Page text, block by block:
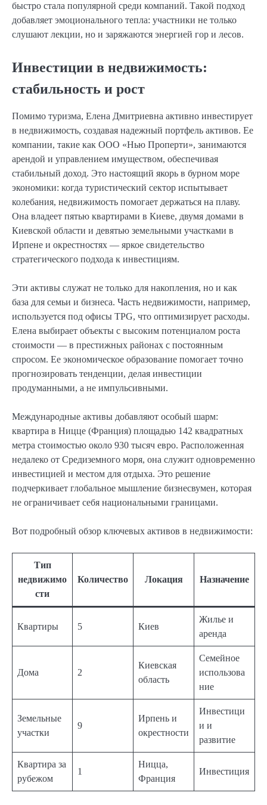
быстро стала популярной среди компаний. Такой подход
добавляет эмоционального тепла: участники не только
слушают лекции, но и заряжаются энергией гор и лесов.
Инвестиции в недвижимость:
стабильность и рост
Помимо туризма, Елена Дмитриевна активно инвестирует
в недвижимость, создавая надежный портфель активов. Ее
компании, такие как ООО «Нью Проперти», занимаются
арендой и управлением имуществом, обеспечивая
стабильный доход. Это настоящий якорь в бурном море
экономики: когда туристический сектор испытывает
колебания, недвижимость помогает держаться на плаву.
Она владеет пятью квартирами в Киеве, двумя домами в
Киевской области и девятью земельными участками в
Ирпене и окрестностях — яркое свидетельство
стратегического подхода к инвестициям.
Эти активы служат не только для накопления, но и как
база для семьи и бизнеса. Часть недвижимости, например,
используется под офисы TPG, что оптимизирует расходы.
Елена выбирает объекты с высоким потенциалом роста
стоимости — в престижных районах с постоянным
спросом. Ее экономическое образование помогает точно
прогнозировать тенденции, делая инвестиции
продуманными, а не импульсивными.
Международные активы добавляют особый шарм:
квартира в Ницце (Франция) площадью 142 квадратных
метра стоимостью около 930 тысяч евро. Расположенная
недалеко от Средиземного моря, она служит одновременно
инвестицией и местом для отдыха. Это решение
подчеркивает глобальное мышление бизнесвумен, которая
не ограничивает себя национальными границами.
Вот подробный обзор ключевых активов в недвижимости:
Тип
недвижимо
сти
Количество Локация Назначение
Квартиры 5 Киев
Жилье и
аренда
Дома 2
Киевская
область
Семейное
использова
ние
Земельные
участки
9
Ирпень и
окрестности
Инвестици
и и
развитие
Квартира за
рубежом
1
Ницца,
Франция
Инвестиция